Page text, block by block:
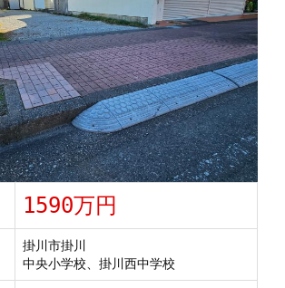
1590万円
掛川市掛川
中央小学校、掛川西中学校